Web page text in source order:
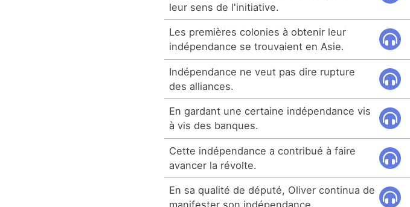
leur sens de l'initiative.
Les premières colonies à obtenir leur
indépendance se trouvaient en Asie.
Indépendance ne veut pas dire rupture
des alliances.
En gardant une certaine indépendance vis
à vis des banques.
Cette indépendance a contribué à faire
avancer la révolte.
En sa qualité de député, Oliver continua de